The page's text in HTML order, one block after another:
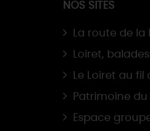
NOS SITES
La route de la
Loiret,
Le Loiret au fil
Patrimoine du
Espace